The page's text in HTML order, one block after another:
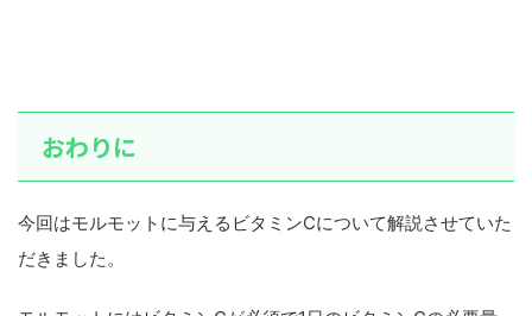
おわりに
今回はモルモットに与えるビタミンCについて解説させていた
だきました。